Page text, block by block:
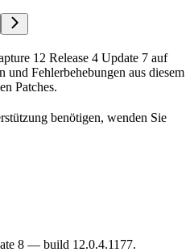
12 Release 4 Update 7 auf
und Fehlerbehebungen aus diesem
Patches.
benötigen, wenden Sie
8 — build 12.0.4.1177.